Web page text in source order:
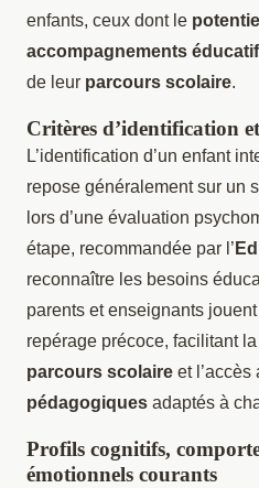
enfants, ceux dont le potentiel
accompagnements
de leur parcours scolaire.
Critères d’identification
L’identification d’un enfant
repose généralement sur un
lors d’une évaluation
étape, recommandée par l’
reconnaître les besoins
parents et enseignants
repérage précoce, facilitant
parcours scolaire et l’accès
pédagogiques adaptés à
Profils cognitifs,
émotionnels courants